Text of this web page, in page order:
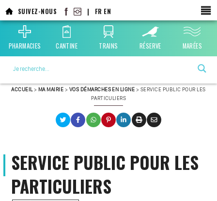
SUIVEZ-NOUS | FR EN
PHARMACIES CANTINE TRAINS RÉSERVE MARÉES
ACCUEIL> MA MAIRIE > VOS DÉMARCHES EN LIGNE > SERVICE PUBLIC POUR LES
PARTICULIERS
SERVICE PUBLIC POUR LES
PARTICULIERS